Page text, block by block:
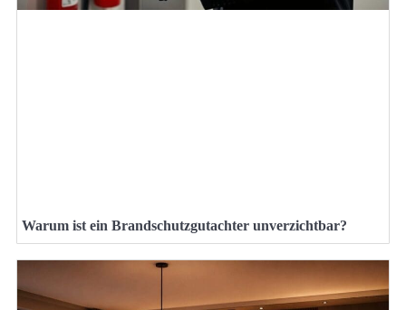
Warum ist ein Brandschutzgutachter unverzichtbar?